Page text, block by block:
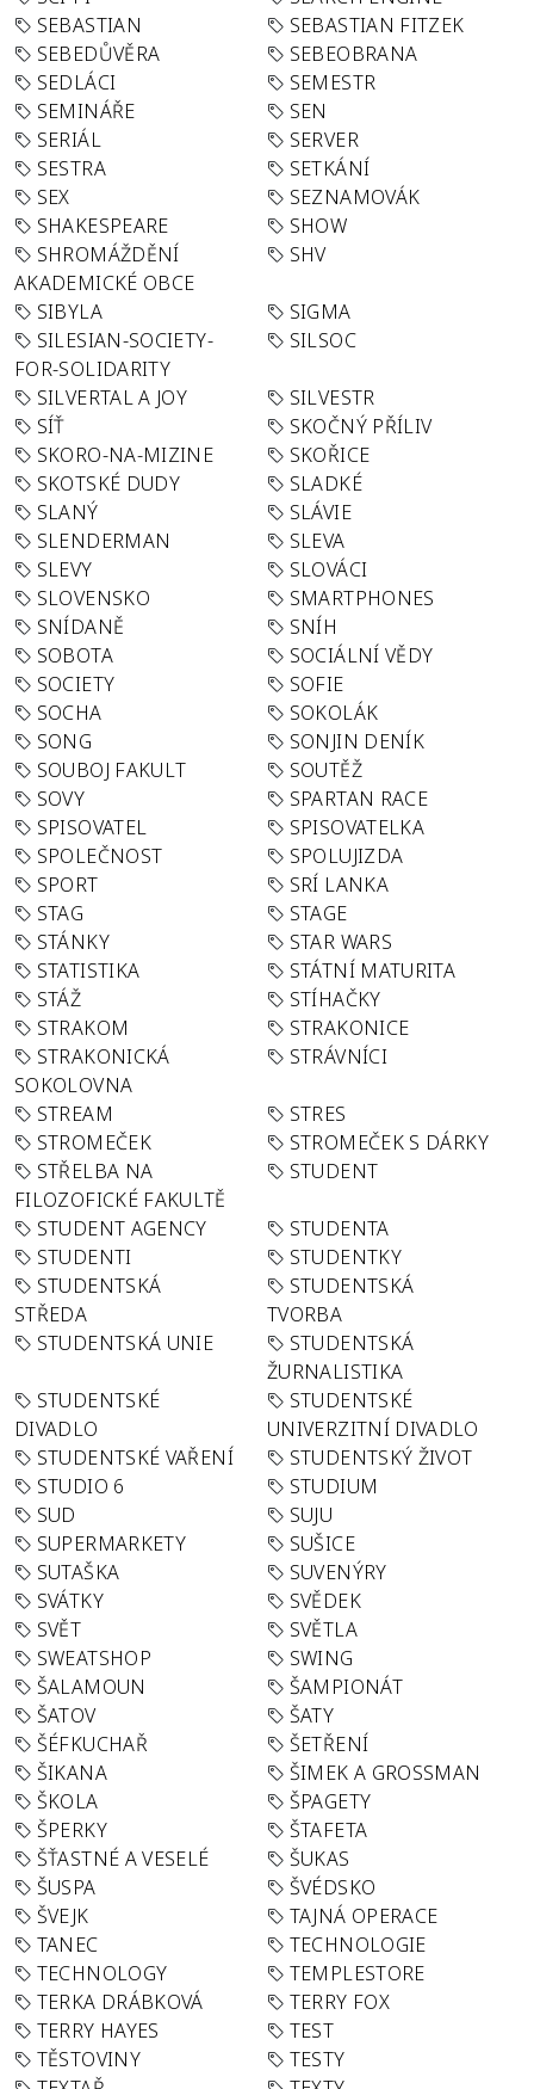
SEBASTIAN
SEBASTIAN FITZEK
SEBEDŮVĚRA
SEBEOBRANA
SEDLÁCI
SEMESTR
SEMINÁŘE
SEN
SERIÁL
SERVER
SESTRA
SETKÁNÍ
SEX
SEZNAMOVÁK
SHAKESPEARE
SHOW
SHROMÁŽDĚNÍ
AKADEMICKÉ OBCE
SHV
SIBYLA
SIGMA
SILESIAN-SOCIETY-
FOR-SOLIDARITY
SILSOC
SILVERTAL A JOY
SILVESTR
SÍŤ
SKOČNÝ PŘÍLIV
SKORO-NA-MIZINE
SKOŘICE
SKOTSKÉ DUDY
SLADKÉ
SLANÝ
SLÁVIE
SLENDERMAN
SLEVA
SLEVY
SLOVÁCI
SLOVENSKO
SMARTPHONES
SNÍDANĚ
SNÍH
SOBOTA
SOCIÁLNÍ VĚDY
SOCIETY
SOFIE
SOCHA
SOKOLÁK
SONG
SONJIN DENÍK
SOUBOJ FAKULT
SOUTĚŽ
SOVY
SPARTAN RACE
SPISOVATEL
SPISOVATELKA
SPOLEČNOST
SPOLUJIZDA
SPORT
SRÍ LANKA
STAG
STAGE
STÁNKY
STAR WARS
STATISTIKA
STÁTNÍ MATURITA
STÁŽ
STÍHAČKY
STRAKOM
STRAKONICE
STRAKONICKÁ
SOKOLOVNA
STRÁVNÍCI
STREAM
STRES
STROMEČEK
STROMEČEK S DÁRKY
STŘELBA NA
FILOZOFICKÉ FAKULTĚ
STUDENT
STUDENT AGENCY
STUDENTA
STUDENTI
STUDENTKY
STUDENTSKÁ
STŘEDA
STUDENTSKÁ
TVORBA
STUDENTSKÁ UNIE
STUDENTSKÁ
ŽURNALISTIKA
STUDENTSKÉ
DIVADLO
STUDENTSKÉ
UNIVERZITNÍ DIVADLO
STUDENTSKÉ VAŘENÍ
STUDENTSKÝ ŽIVOT
STUDIO 6
STUDIUM
SUD
SUJU
SUPERMARKETY
SUŠICE
SUTAŠKA
SUVENÝRY
SVÁTKY
SVĚDEK
SVĚT
SVĚTLA
SWEATSHOP
SWING
ŠALAMOUN
ŠAMPIONÁT
ŠATOV
ŠATY
ŠÉFKUCHAŘ
ŠETŘENÍ
ŠIKANA
ŠIMEK A GROSSMAN
ŠKOLA
ŠPAGETY
ŠPERKY
ŠTAFETA
ŠŤASTNÉ A VESELÉ
ŠUKAS
ŠUSPA
ŠVÉDSKO
ŠVEJK
TAJNÁ OPERACE
TANEC
TECHNOLOGIE
TECHNOLOGY
TEMPLESTORE
TERKA DRÁBKOVÁ
TERRY FOX
TERRY HAYES
TEST
TĚSTOVINY
TESTY